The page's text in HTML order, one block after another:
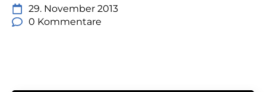
29. November 2013
0 Kommentare